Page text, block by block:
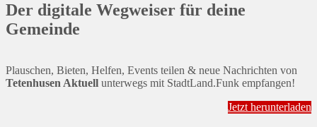
Der digitale Wegweiser für deine
Gemeinde
Plauschen, Bieten, Helfen, Events teilen & neue Nachrichten von
Tetenhusen Aktuell unterwegs mit StadtLand.Funk empfangen!
Jetzt herunterladen